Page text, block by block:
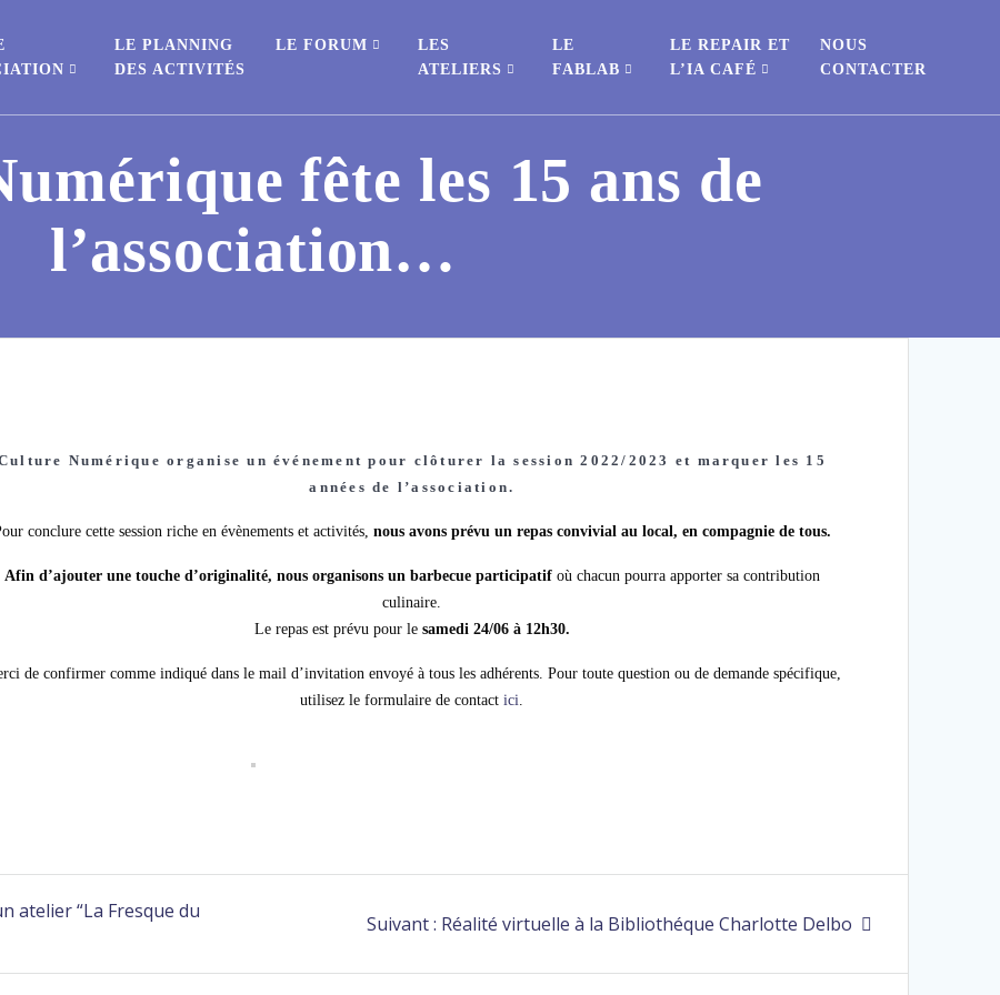
LE PLANNING
DES ACTIVITÉS
LE FORUM
LES
ATELIERS
LE
FABLAB
LE REPAIR ET
L’IA CAFÉ
NOUS
CONTACTER
fête les 15 ans de
l’association…
Numérique organise un événement pour clôturer la session 2022/2023 et marquer les 15
années de l’association.
conclure cette session riche en évènements et activités, nous avons prévu un repas convivial au local, en compagnie de tous.
Afin d’ajouter une touche d’originalité, nous organisons un barbecue participatifoù chacun pourra apporter sa contribution
culinaire.
Le repas est prévu pour le samedi 24/06 à 12h30.
de confirmer comme indiqué dans le mail d’invitation envoyé à tous les adhérents. Pour toute question ou de demande spécifique,
utilisez le formulaire de contact ici
atelier “La Fresque du
Suivant : Réalité virtuelle à la Bibliothéque Charlotte Delbo